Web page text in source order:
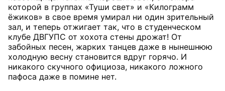
которой в группах «Туши свет» и «Килограмм
ёжиков» в свое время умирал ни один зрительный
зал, и теперь отжигает так, что в студенческом
клубе ДВГУПС от хохота стены дрожат! От
забойных песен, жарких танцев даже в нынешнюю
холодную весну становится вдруг горячо. И
никакого скучного официоза, никакого ложного
пафоса даже в помине нет.